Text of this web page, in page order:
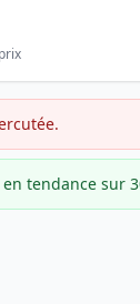
tendance sur